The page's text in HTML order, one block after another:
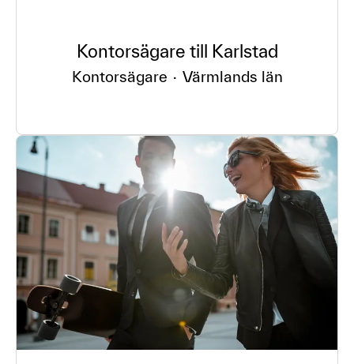
Kontorsägare till Karlstad
Kontorsägare · Värmlands län